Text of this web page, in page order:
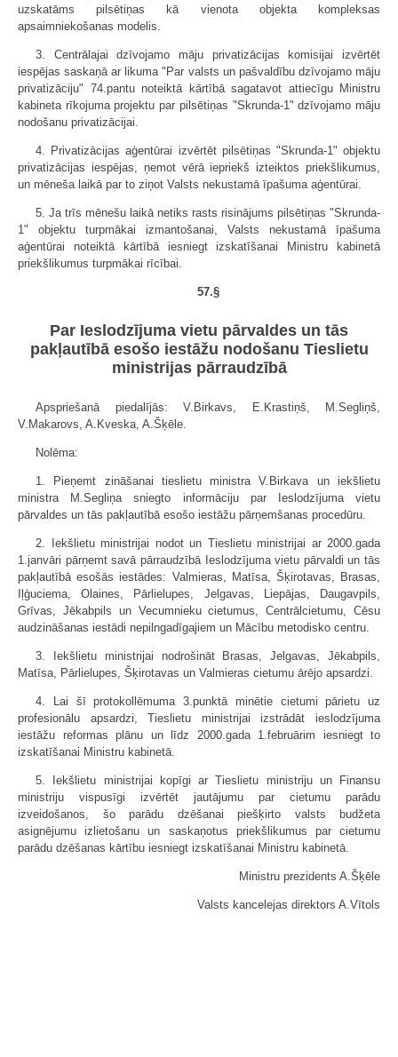
uzskatāms pilsētiņas kā vienota objekta kompleksas
apsaimniekošanas modelis.
3. Centrālajai dzīvojamo māju privatizācijas komisijai izvērtēt
iespējas saskaņā ar likuma "Par valsts un pašvaldību dzīvojamo māju
privatizāciju" 74.pantu noteiktā kārtībā sagatavot attiecīgu Ministru
kabineta rīkojuma projektu par pilsētiņas "Skrunda-1" dzīvojamo māju
nodošanu privatizācijai.
4. Privatizācijas aģentūrai izvērtēt pilsētiņas "Skrunda-1" objektu
privatizācijas iespējas, ņemot vērā iepriekš izteiktos priekšlikumus,
un mēneša laikā par to ziņot Valsts nekustamā īpašuma aģentūrai.
5. Ja trīs mēnešu laikā netiks rasts risinājums pilsētiņas "Skrunda-
1" objektu turpmākai izmantošanai, Valsts nekustamā īpašuma
aģentūrai noteiktā kārtībā iesniegt izskatīšanai Ministru kabinetā
priekšlikumus turpmākai rīcībai.
57.§
Par Ieslodzījuma vietu pārvaldes un tās
pakļautībā esošo iestāžu nodošanu Tieslietu
ministrijas pārraudzībā
Apspriešanā piedalījās: V.Birkavs, E.Krastiņš, M.Segliņš,
V.Makarovs, A.Kveska, A.Šķēle.
Nolēma:
1. Pieņemt zināšanai tieslietu ministra V.Birkava un iekšlietu
ministra M.Segliņa sniegto informāciju par Ieslodzījuma vietu
pārvaldes un tās pakļautībā esošo iestāžu pārņemšanas procedūru.
2. Iekšlietu ministrijai nodot un Tieslietu ministrijai ar 2000.gada
1.janvāri pārņemt savā pārraudzībā Ieslodzījuma vietu pārvaldi un tās
pakļautībā esošās iestādes: Valmieras, Matīsa, Šķirotavas, Brasas,
Iļģuciema, Olaines, Pārlielupes, Jelgavas, Liepājas, Daugavpils,
Grīvas, Jēkabpils un Vecumnieku cietumus, Centrālcietumu, Cēsu
audzināšanas iestādi nepilngadīgajiem un Mācību metodisko centru.
3. Iekšlietu ministrijai nodrošināt Brasas, Jelgavas, Jēkabpils,
Matīsa, Pārlielupes, Šķirotavas un Valmieras cietumu ārējo apsardzi.
4. Lai šī protokollēmuma 3.punktā minētie cietumi pārietu uz
profesionālu apsardzi, Tieslietu ministrijai izstrādāt ieslodzījuma
iestāžu reformas plānu un līdz 2000.gada 1.februārim iesniegt to
izskatīšanai Ministru kabinetā.
5. Iekšlietu ministrijai kopīgi ar Tieslietu ministriju un Finansu
ministriju vispusīgi izvērtēt jautājumu par cietumu parādu
izveidošanos, šo parādu dzēšanai piešķirto valsts budžeta
asignējumu izlietošanu un saskaņotus priekšlikumus par cietumu
parādu dzēšanas kārtību iesniegt izskatīšanai Ministru kabinetā.
Ministru prezidents A.Šķēle
Valsts kancelejas direktors A.Vītols